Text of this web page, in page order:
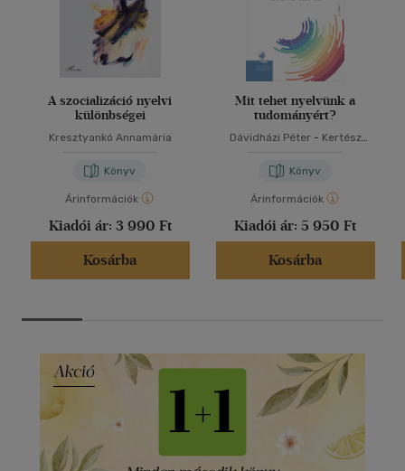
A szocializáció nyelvi
különbségei
Kresztyankó Annamária
Könyv
Árinformációk
Kiadói ár: 3 990 Ft
Kosárba
Mit tehet nyelvünk a
tudományért?
Dávidházi Péter - Kertész
Könyv
Árinformációk
Kiadói ár: 5 950 Ft
Kosárba